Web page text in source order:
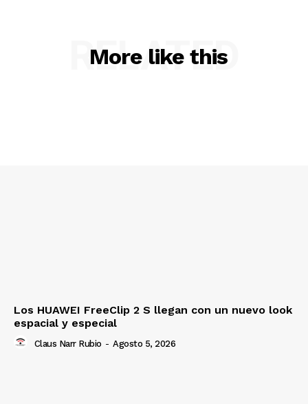
More like this
RELATED
Los HUAWEI FreeClip 2 S llegan con un nuevo look
espacial y especial
Claus Narr Rubio - Agosto 5, 2026